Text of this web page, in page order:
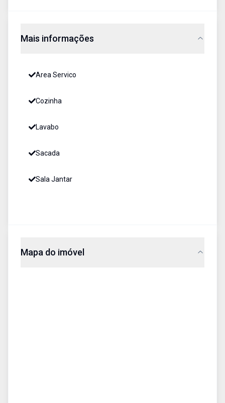
Mais informações
Area Servico
Cozinha
Lavabo
Sacada
Sala Jantar
Mapa do imóvel